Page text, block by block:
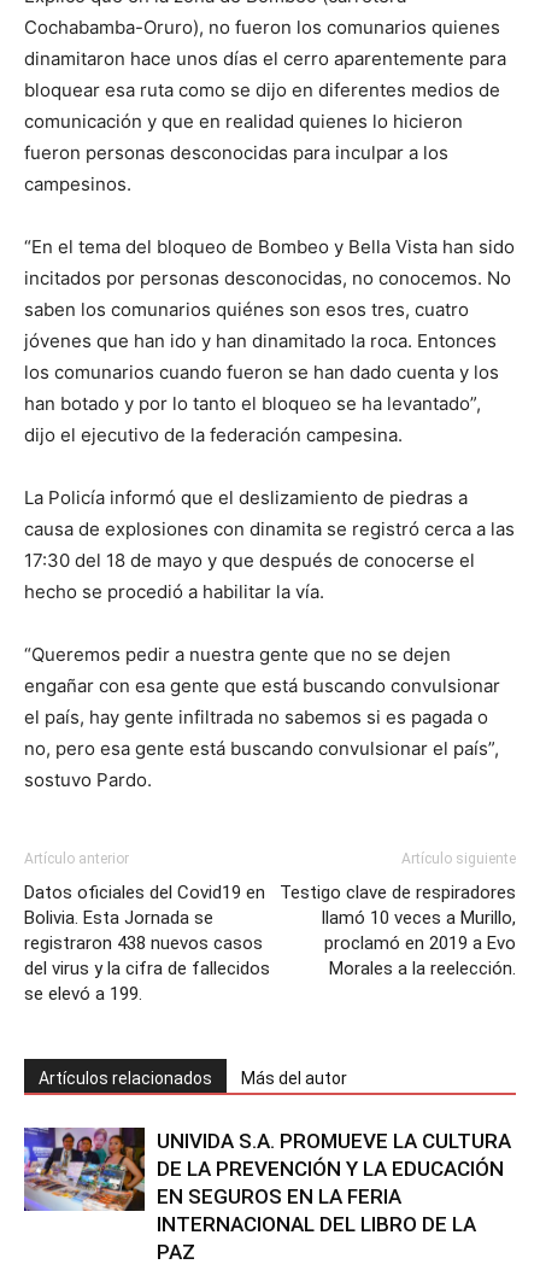
Cochabamba-Oruro), no fueron los comunarios quienes
dinamitaron hace unos días el cerro aparentemente para
bloquear esa ruta como se dijo en diferentes medios de
comunicación y que en realidad quienes lo hicieron
fueron personas desconocidas para inculpar a los
campesinos.
“En el tema del bloqueo de Bombeo y Bella Vista han sido
incitados por personas desconocidas, no conocemos. No
saben los comunarios quiénes son esos tres, cuatro
jóvenes que han ido y han dinamitado la roca. Entonces
los comunarios cuando fueron se han dado cuenta y los
han botado y por lo tanto el bloqueo se ha levantado”,
dijo el ejecutivo de la federación campesina.
La Policía informó que el deslizamiento de piedras a
causa de explosiones con dinamita se registró cerca a las
17:30 del 18 de mayo y que después de conocerse el
hecho se procedió a habilitar la vía.
“Queremos pedir a nuestra gente que no se dejen
engañar con esa gente que está buscando convulsionar
el país, hay gente infiltrada no sabemos si es pagada o
no, pero esa gente está buscando convulsionar el país”,
sostuvo Pardo.
Artículo anterior
Datos oficiales del Covid19 en
Bolivia. Esta Jornada se
registraron 438 nuevos casos
del virus y la cifra de fallecidos
se elevó a 199.
Artículo siguiente
Testigo clave de respiradores
llamó 10 veces a Murillo,
proclamó en 2019 a Evo
Morales a la reelección.
Artículos relacionados Más del autor
UNIVIDA S.A. PROMUEVE LA CULTURA
DE LA PREVENCIÓN Y LA EDUCACIÓN
EN SEGUROS EN LA FERIA
INTERNACIONAL DEL LIBRO DE LA
PAZ